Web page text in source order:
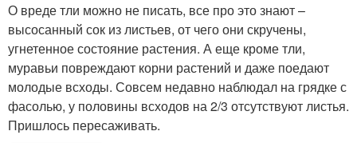
О вреде тли можно не писать, все про это знают –
высосанный сок из листьев, от чего они скручены,
угнетенное состояние растения. А еще кроме тли,
муравьи повреждают корни растений и даже поедают
молодые всходы. Совсем недавно наблюдал на грядке с
фасолью, у половины всходов на 2/3 отсутствуют листья.
Пришлось пересаживать.